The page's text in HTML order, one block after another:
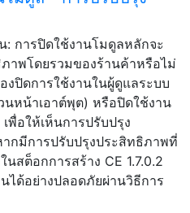
การปิดใช้งานโมดูลหลักจะ
าพโดยรวมของร้านค้าหรือไม่
งปิดการใช้งานในผู้ดูแลระบบ
นหน้าเอาต์พุต) หรือปิดใช้งาน
พื่อให้เห็นการปรับปรุง
กมีการปรับปรุงประสิทธิภาพที่
นสต็อกการสร้าง CE 1.7.0.2
ได้อย่างปลอดภัยผ่านวิธีการ